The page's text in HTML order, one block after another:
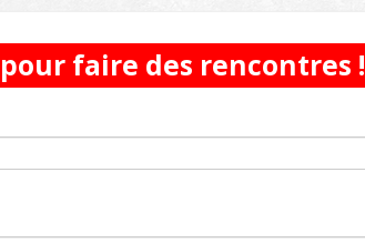
faire des rencontres !